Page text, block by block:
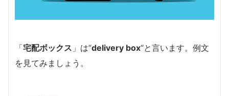
「宅配ボックス 」は”delivery box“と言います。例文
を見てみましょう。